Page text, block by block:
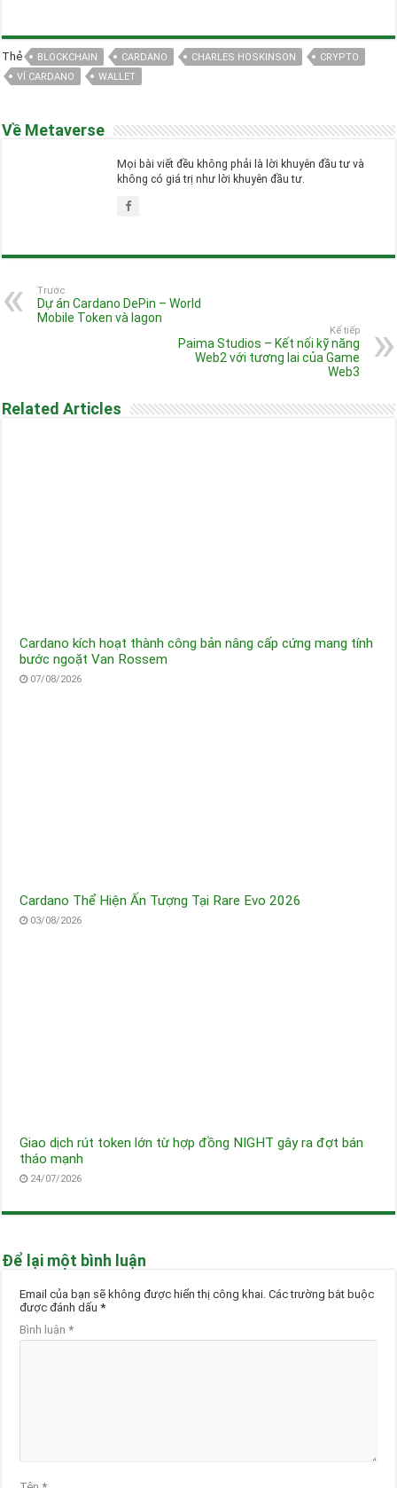
Thẻ BLOCKCHAIN CARDANO CHARLES HOSKINSON
CRYPTO
VÍ CARDANO
WALLET
Về Metaverse
Mọi bài viết đều không phải là lời khuyên đầu tư và
không có giá trị như lời khuyên đầu tư.
Trước
Dự án Cardano DePin – World
Mobile Token và Iagon
Kế tiếp
Paima Studios – Kết nối kỹ năng
Web2 với tương lai của Game
Web3
Related Articles
Cardano kích hoạt thành công bản nâng cấp cứng mang tính
bước ngoặt Van Rossem
07/08/2026
Cardano Thể Hiện Ấn Tượng Tại Rare Evo 2026
03/08/2026
Giao dịch rút token lớn từ hợp đồng NIGHT gây ra đợt bán
tháo mạnh
24/07/2026
Để lại một bình luận
Email của bạn sẽ không được hiển thị công khai. Các trường bắt buộc
được đánh dấu*
Bình luận*